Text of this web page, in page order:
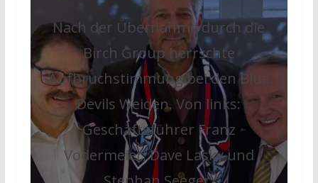
Nach der Übernahme durch die
Birch Group herrschte
Aufbruchstimmung bei den Blue
Devils Weiden. Von links:
Geschäftsführer Franz
Vodermeier, Dave Lasky und